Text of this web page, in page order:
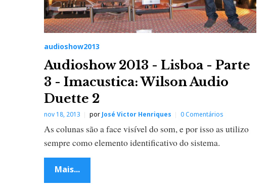
audioshow2013
Audioshow 2013 - Lisboa - Parte
3 - Imacustica: Wilson Audio
Duette 2
nov 18, 2013 por José Victor Henriques 0 Comentários
As colunas são a face visível do som, e por isso as utilizo
sempre como elemento identificativo do sistema.
Mais...